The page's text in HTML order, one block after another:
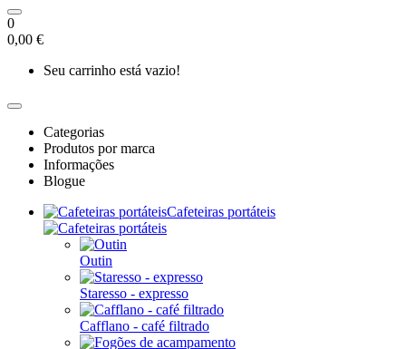
0
0,00 €
Seu carrinho está vazio!
Categorias
Produtos por marca
Informações
Blogue
Cafeteiras portáteis
Outin
Staresso - expresso
Cafflano - café filtrado